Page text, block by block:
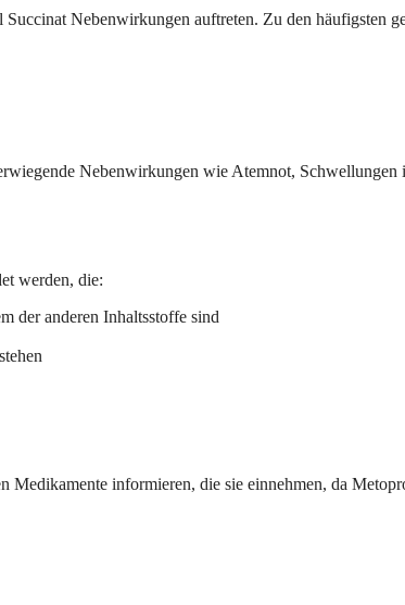
Nebenwirkungen auftreten. Zu den häufigsten
Nebenwirkungen wie Atemnot,
werden, die:
der anderen Inhaltsstoffe sind
Medikamente informieren, die sie einnehmen, da